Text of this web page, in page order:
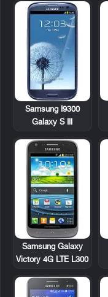
Samsung I9300
Galaxy S III
Samsung Galaxy
Victory 4G LTE L300